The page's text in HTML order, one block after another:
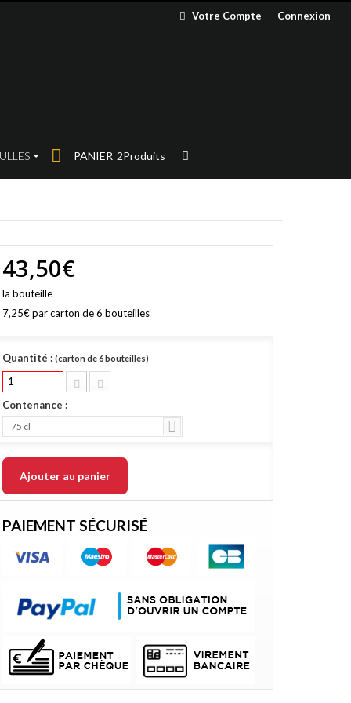
Votre Compte Connexion
PANIER 2Produits
43,50€
la bouteille
7,25€par carton de 6 bouteilles
Quantité : (carton de 6 bouteilles)
Contenance :
75 cl
Ajouter au panier
PAIEMENT SÉCURISÉ